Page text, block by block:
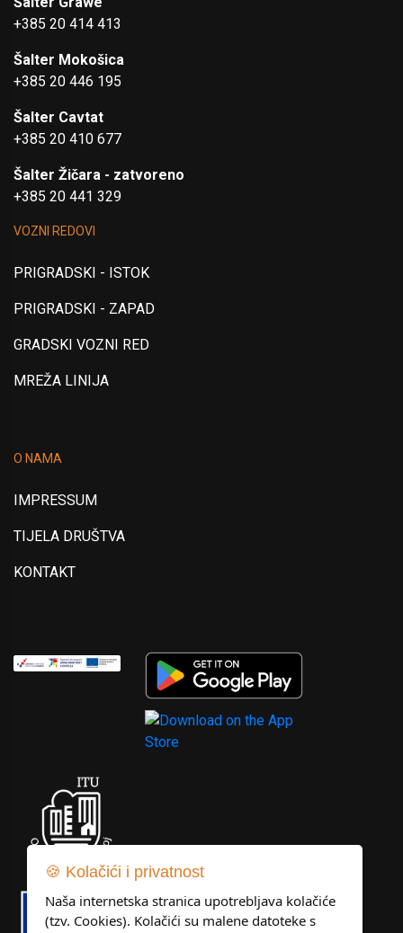
+385 20 414 413
Šalter Mokošica
+385 20 446 195
Šalter Cavtat
+385 20 410 677
Šalter Žičara - zatvoreno
+385 20 441 329
VOZNI REDOVI
PRIGRADSKI - ISTOK
PRIGRADSKI - ZAPAD
GRADSKI VOZNI RED
MREŽA LINIJA
O NAMA
IMPRESSUM
TIJELA DRUŠTVA
KONTAKT
🍪 Kolačići i privatnost
Naša internetska stranica upotrebljava kolačiće
(tzv. Cookies). Kolačići su malene datoteke s